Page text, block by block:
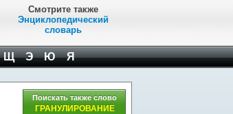
Смотрите также
Энциклопедический
словарь
Щ Э Ю Я
Поискать также слово
ГРАНУЛИРОВАНИЕ